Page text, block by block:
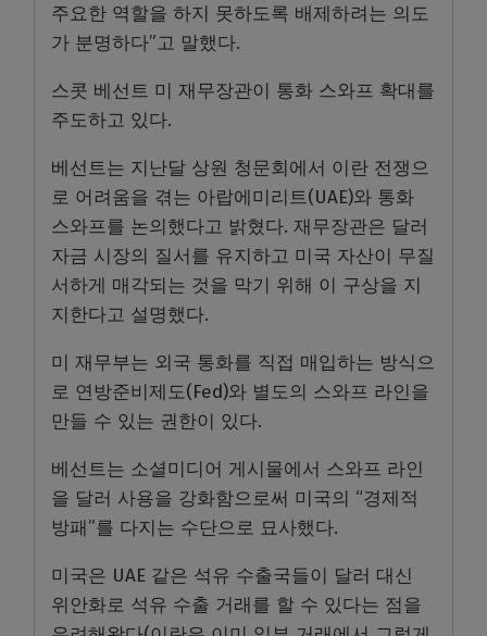
주요한 역할을 하지 못하도록 배제하려는 의도
가 분명하다”고 말했다.
스콧 베선트 미 재무장관이 통화 스와프 확대를
주도하고 있다.
베선트는 지난달 상원 청문회에서 이란 전쟁으
로 어려움을 겪는 아랍에미리트(UAE)와 통화
스와프를 논의했다고 밝혔다. 재무장관은 달러
자금 시장의 질서를 유지하고 미국 자산이 무질
서하게 매각되는 것을 막기 위해 이 구상을 지
지한다고 설명했다.
미 재무부는 외국 통화를 직접 매입하는 방식으
로 연방준비제도(Fed)와 별도의 스와프 라인을
만들 수 있는 권한이 있다.
베선트는 소셜미디어 게시물에서 스와프 라인
을 달러 사용을 강화함으로써 미국의 “경제적
방패”를 다지는 수단으로 묘사했다.
미국은 UAE 같은 석유 수출국들이 달러 대신
위안화로 석유 수출 거래를 할 수 있다는 점을